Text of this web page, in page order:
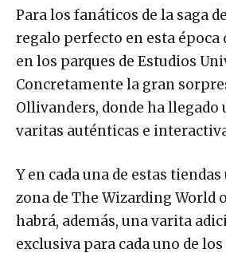
Para los fanáticos de la saga
regalo perfecto en esta época
en los parques de Estudios
Concretamente la gran
Ollivanders, donde ha llegado
varitas auténticas e
Y en cada una de estas
zona de The Wizarding World
habrá, además, una varita
exclusiva para cada uno de